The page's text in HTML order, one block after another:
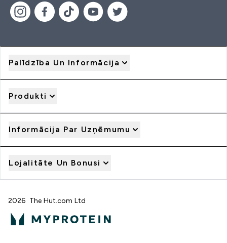
Palīdzība Un Informācija
Produkti
Informācija Par Uzņēmumu
Lojalitāte Un Bonusi
2026 The Hut.com Ltd